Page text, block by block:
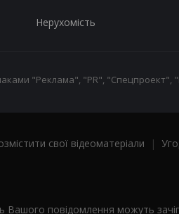
Нерухомість
"Реклама", "PR",
свої відеоматеріали |
повідомлення можуть